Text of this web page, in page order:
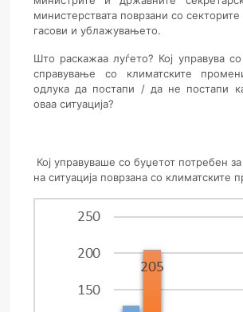
министерствата поврзани со
гасови и ублажувањето.
Што раскажаа луѓето? Кој управува
справување со климатските
одлука да постапи / да не постапи
оваа ситуација?
Кој управуваше со буџетот потребен
на ситуација поврзана со климатските